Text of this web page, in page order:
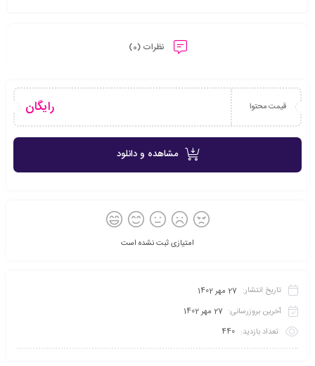
نظرات (0)
قیمت محتوا رایگان
مشاهده و دانلود
امتیازی ثبت نشده است
تاریخ انتشار: 27 مهر 1402
آخرین بروزرسانی: 27 مهر 1402
تعداد بازدید: 440